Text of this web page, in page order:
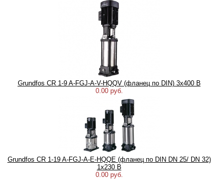
Grundfos CR 1-9 A-FGJ-A-V-HQQV (фланец по DIN) 3х400 В
0.00 руб.
Grundfos CR 1-19 A-FGJ-A-E-HQQE (фланец по DIN DN 25/ DN 32)
1х230 В
0.00 руб.